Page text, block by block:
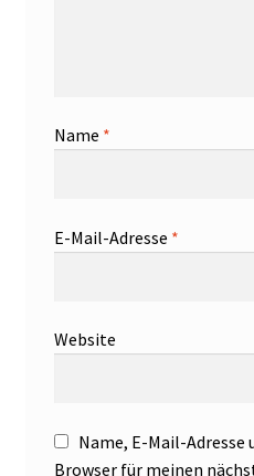
Name *
E-Mail-Adresse *
Website
Name, E-Mail-Adresse
Browser für meinen